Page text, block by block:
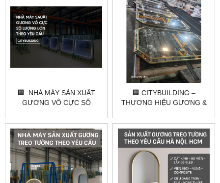
🏢 NHÀ MÁY SẢN XUẤT
GƯƠNG VÔ CỰC SỐ
CẦU – CITYBUILDING
🏢 CITYBUILDING –
THƯƠNG HIỆU GƯƠNG &
🏢